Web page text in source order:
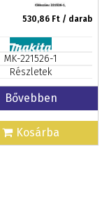
530,86 Ft / darab
MK-221526-1
Részletek
Bővebben
Kosárba